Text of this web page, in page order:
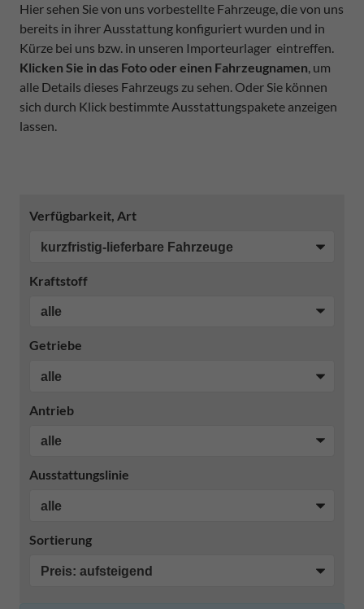
Hier sehen Sie von uns vorbestellte Fahrzeuge, die von uns
bereits in ihrer Ausstattung konfiguriert wurden und in
Kürze bei uns bzw. in unseren Importeurlager eintreffen.
Klicken Sie in das Foto oder einen Fahrzeugnamen, um
alle Details dieses Fahrzeugs zu sehen. Oder Sie können
sich durch Klick bestimmte Ausstattungspakete anzeigen
lassen.
Verfügbarkeit, Art
Kraftstoff
Getriebe
Antrieb
Ausstattungslinie
Sortierung